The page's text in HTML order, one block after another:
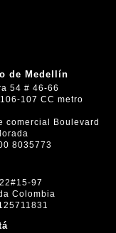
de Medellín
54 # 46-66
107 CC metro
comercial Boulevard
8035773
97
Colombia